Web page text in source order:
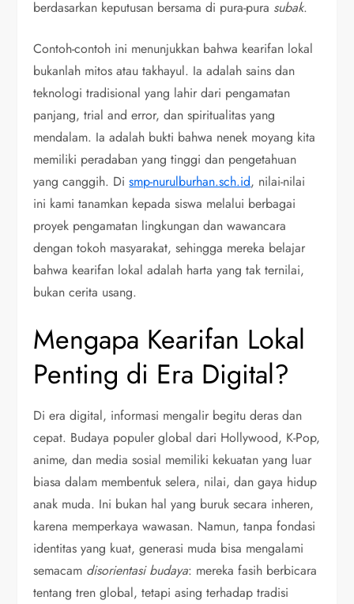
berdasarkan keputusan bersama di pura-pura subak.
Contoh-contoh ini menunjukkan bahwa kearifan lokal
bukanlah mitos atau takhayul. Ia adalah sains dan
teknologi tradisional yang lahir dari pengamatan
panjang, trial and error, dan spiritualitas yang
mendalam. Ia adalah bukti bahwa nenek moyang kita
memiliki peradaban yang tinggi dan pengetahuan
yang canggih. Dismp-nurulburhan.sch.id, nilai-nilai
ini kami tanamkan kepada siswa melalui berbagai
proyek pengamatan lingkungan dan wawancara
dengan tokoh masyarakat, sehingga mereka belajar
bahwa kearifan lokal adalah harta yang tak ternilai,
bukan cerita usang.
Mengapa Kearifan Lokal
Penting di Era Digital?
Di era digital, informasi mengalir begitu deras dan
cepat. Budaya populer global dari Hollywood, K-Pop,
anime, dan media sosial memiliki kekuatan yang luar
biasa dalam membentuk selera, nilai, dan gaya hidup
anak muda. Ini bukan hal yang buruk secara inheren,
karena memperkaya wawasan. Namun, tanpa fondasi
identitas yang kuat, generasi muda bisa mengalami
semacam disorientasi budaya: mereka fasih berbicara
tentang tren global, tetapi asing terhadap tradisi